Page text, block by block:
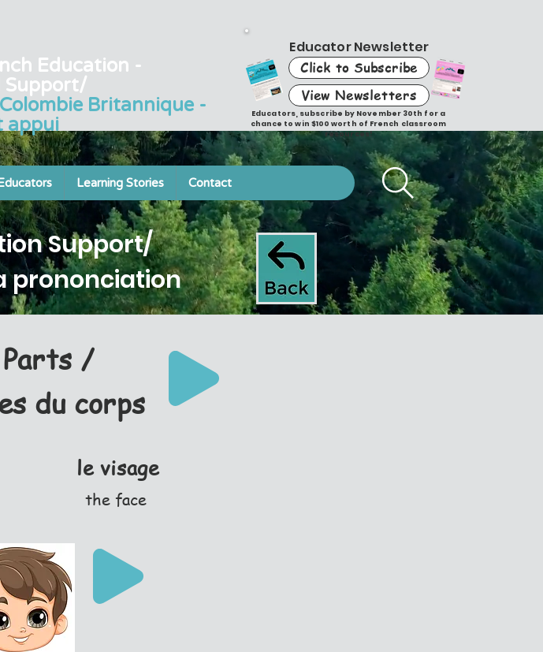
Education -
Support/
Britannique -
appui
Educator Newsletter
Click to Subscribe
View Newsletters
Educators, subscribe by November 30th for a
chance to win $100 worth of French classroom
resources!
Learning Stories Contact
Support/
prononciation
Parts /
du corps
le visage
the face